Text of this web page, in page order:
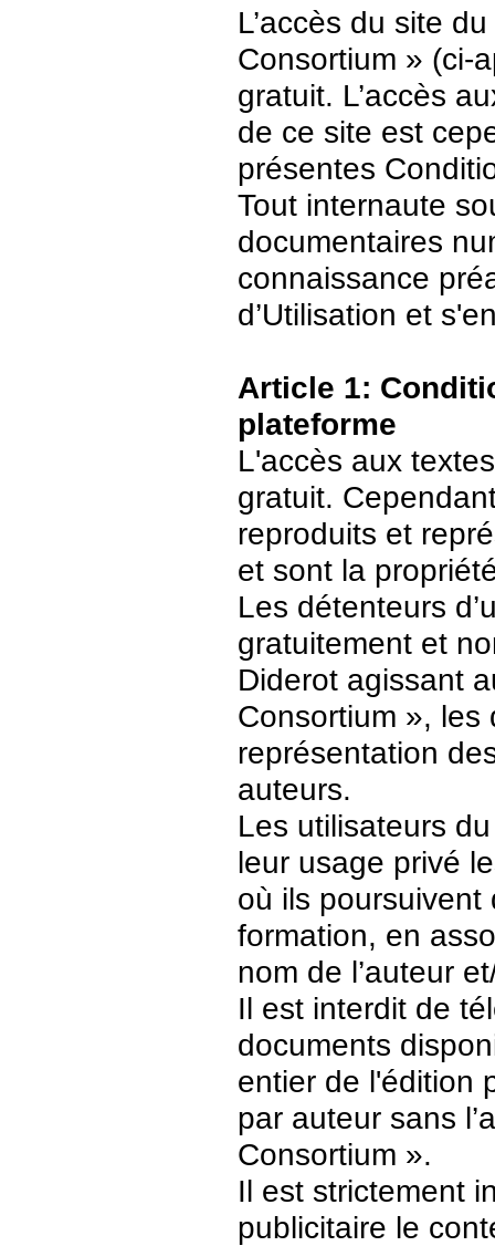
L’accès du site
Consortium » (ci-
gratuit. L’accès
de ce site est
présentes
Tout internaute
documentaires
connaissance
d’Utilisation et
Article 1:
plateforme
L'accès aux
gratuit.
reproduits et
et sont la
Les détenteurs
gratuitement et
Diderot agissant
Consortium », les
représentation
auteurs.
Les utilisateurs
leur usage privé
où ils
formation, en
nom de l’auteur
Il est interdit de
documents
entier de l'édition
par auteur sans
Consortium ».
Il est strictement
publicitaire le